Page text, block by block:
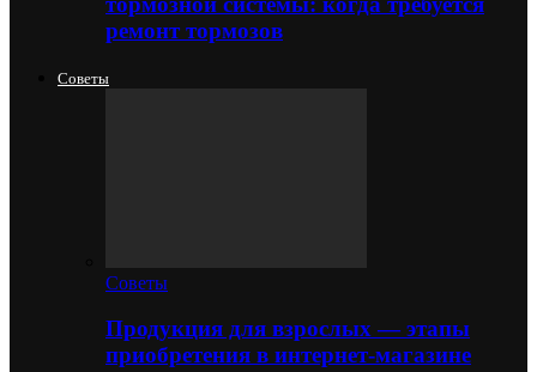
ремонт тормозов
Советы
Советы
Продукция для взрослых — этапы
приобретения в интернет-магазине